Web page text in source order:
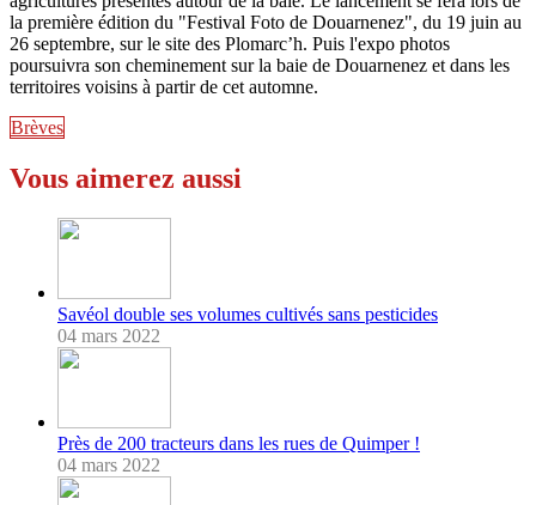
la première édition du "Festival Foto de Douarnenez", du 19 juin au
26 septembre, sur le site des Plomarc’h. Puis l'expo photos
poursuivra son cheminement sur la baie de Douarnenez et dans les
territoires voisins à partir de cet automne.
Brèves
Vous aimerez aussi
Savéol double ses volumes cultivés sans pesticides
04 mars 2022
Près de 200 tracteurs dans les rues de Quimper !
04 mars 2022